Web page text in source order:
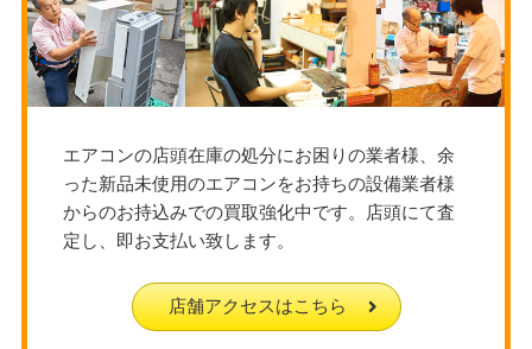
エアコンの店頭在庫の処分にお困りの業者様、余
った新品未使用のエアコンをお持ちの設備業者様
からのお持込みでの買取強化中です。店頭にて査
定し、即お支払い致します。
店舗アクセスはこちら